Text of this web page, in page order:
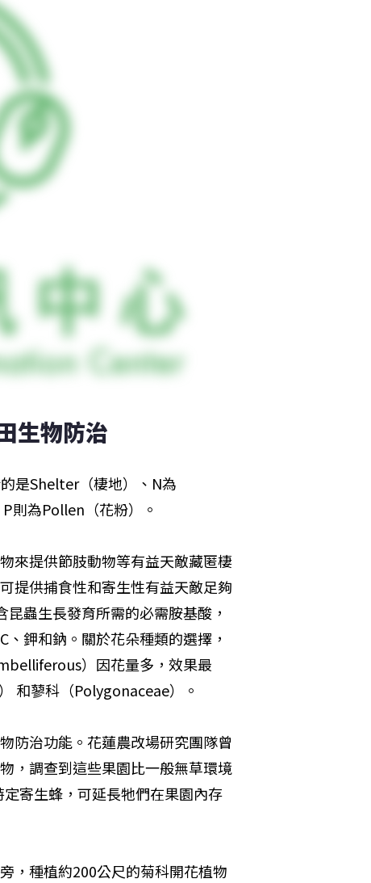
生物防治
是Shelter（棲地）、N為
則為Pollen（花粉）。
來提供節肢動物等有益天敵藏匿棲
提供捕食性和寄生性有益天敵足夠
蟲生長發育所需的必需胺基酸，
鉀和鈉。關於花朵種類的選擇，
）因花量多，效果最
和蓼科（Polygonaceae）。
防治功能。花蓮農改場研究團隊曾
，調查到這些果園比一般無草環境
寄生蜂，可延長牠們在果園內存
，種植約200公尺的菊科開花植物